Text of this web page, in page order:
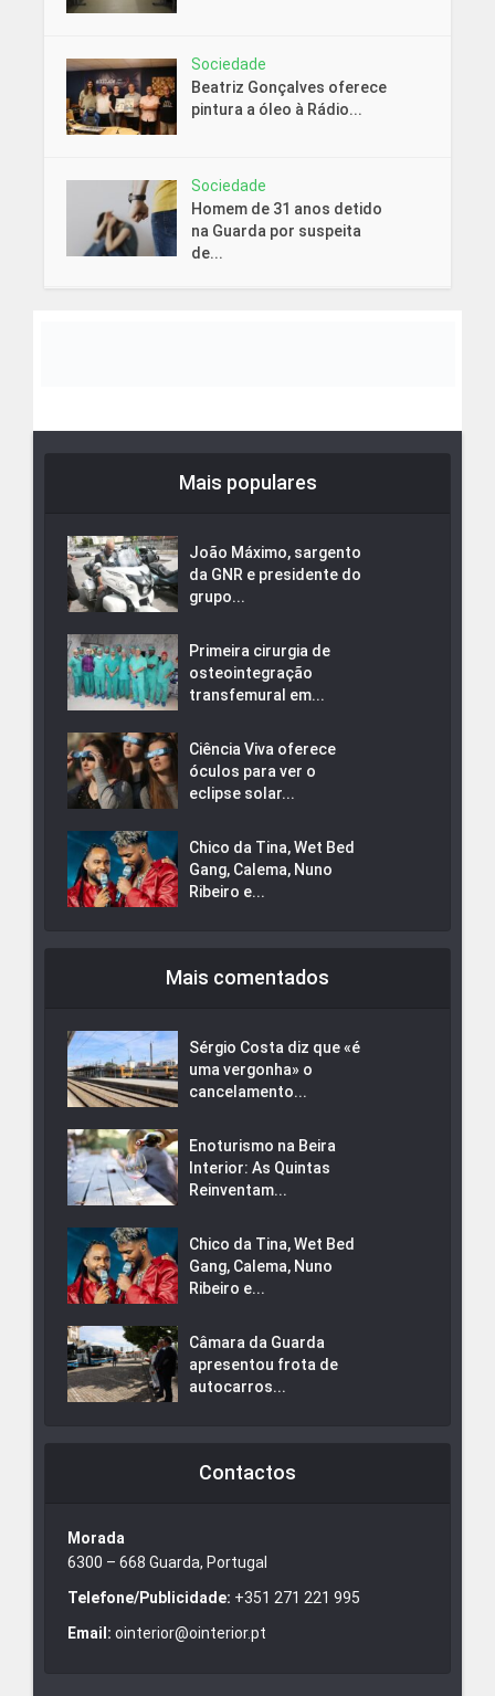
Sociedade
Beatriz Gonçalves oferece
pintura a óleo à Rádio...
Sociedade
Homem de 31 anos detido
na Guarda por suspeita
de...
Mais populares
João Máximo, sargento
da GNR e presidente do
grupo...
Primeira cirurgia de
osteointegração
transfemural em...
Ciência Viva oferece
óculos para ver o
eclipse solar...
Chico da Tina, Wet Bed
Gang, Calema, Nuno
Ribeiro e...
Mais comentados
Sérgio Costa diz que «é
uma vergonha» o
cancelamento...
Enoturismo na Beira
Interior: As Quintas
Reinventam...
Chico da Tina, Wet Bed
Gang, Calema, Nuno
Ribeiro e...
Câmara da Guarda
apresentou frota de
autocarros...
Contactos
Morada
6300 – 668 Guarda, Portugal
Telefone/Publicidade: +351 271 221 995
Email: ointerior@ointerior.pt